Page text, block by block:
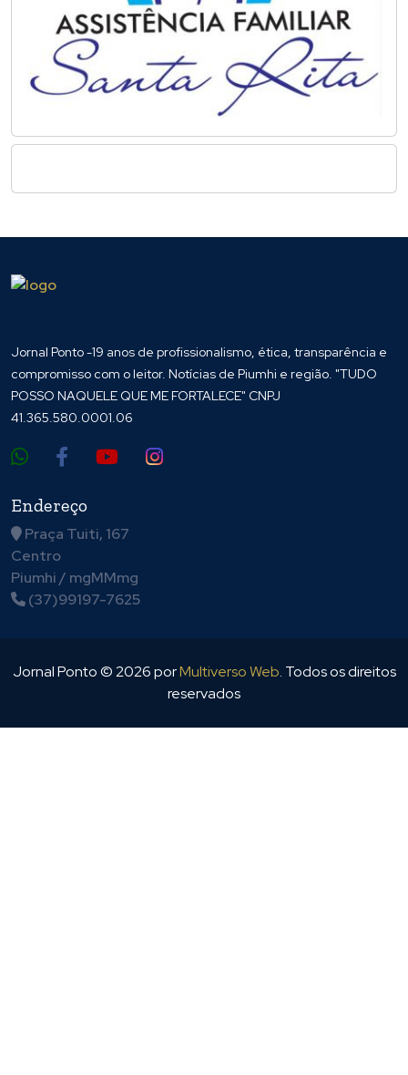
Jornal Ponto -19 anos de profissionalismo, ética, transparência e
compromisso com o leitor. Notícias de Piumhi e região. "TUDO
POSSO NAQUELE QUE ME FORTALECE" CNPJ
41.365.580.0001.06
Endereço
Praça Tuiti, 167
Centro
Piumhi / mgMMmg
(37)99197-7625
Jornal Ponto ©2026porMultiverso Web. Todos os direitos
reservados